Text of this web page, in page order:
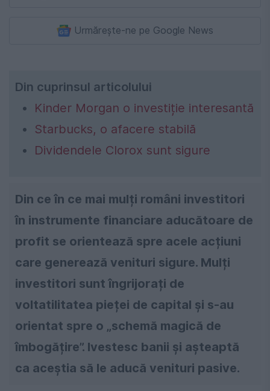
Urmărește-ne pe Google News
Din cuprinsul articolului
Kinder Morgan o investiție interesantă
Starbucks, o afacere stabilă
Dividendele Clorox sunt sigure
Din ce în ce mai mulți români investitori
în instrumente financiare aducătoare de
profit se orientează spre acele acțiuni
care generează venituri sigure. Mulți
investitori sunt îngrijorați de
voltatilitatea pieței de capital și s-au
orientat spre o „schemă magică de
îmbogățire”. Ivestesc banii și așteaptă
ca aceștia să le aducă venituri pasive.